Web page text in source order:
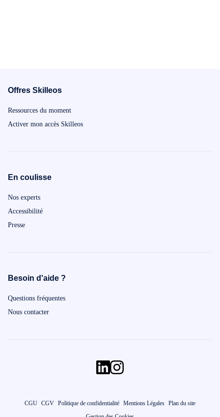
Offres Skilleos
Ressources du moment
Activer mon accès Skilleos
En coulisse
Nos experts
Accessibilité
Presse
Besoin d'aide ?
Questions fréquentes
Nous contacter
CGU CGV Politique de confidentialité Mentions Légales Plan du site